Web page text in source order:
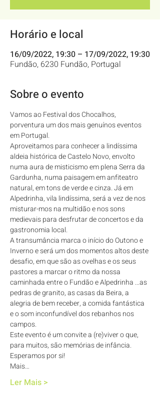
Horário e local
16/09/2022, 19:30 – 17/09/2022, 19:30
Fundão, 6230 Fundão, Portugal
Sobre o evento
Vamos ao Festival dos Chocalhos,
porventura um dos mais genuínos eventos
em Portugal.
Aproveitamos para conhecer a lindíssima
aldeia histórica de Castelo Novo, envolto
numa aura de misticismo em plena Serra da
Gardunha, numa paisagem em anfiteatro
natural, em tons de verde e cinza. Já em
Alpedrinha, vila lindíssima, será a vez de nos
misturar-mos na multidão e nos sons
medievais para desfrutar de concertos e da
gastronomia local.
A transumância marca o início do Outono e
Inverno e será um dos momentos altos deste
desafio, em que são as ovelhas e os seus
pastores a marcar o ritmo da nossa
caminhada entre o Fundão e Alpedrinha ...as
pedras de granito, as casas da Beira, a
alegria de bem receber, a comida fantástica
e o som inconfundível dos rebanhos nos
campos.
Este evento é um convite a (re)viver o que,
para muitos, são memórias de infância.
Esperamos por si!
Mais…
Ler Mais >